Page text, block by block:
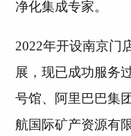
净化集成专家。
2022年开设南京门
展，现已成功服务
号馆、阿里巴巴集
航国际矿产资源有